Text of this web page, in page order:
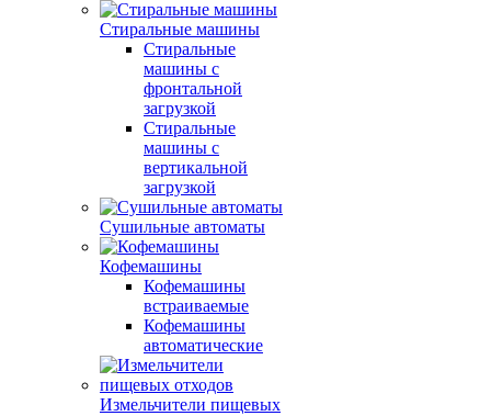
Стиральные машины
Стиральные
машины с
фронтальной
загрузкой
Стиральные
машины с
вертикальной
загрузкой
Сушильные автоматы
Кофемашины
Кофемашины
встраиваемые
Кофемашины
автоматические
Измельчители пищевых